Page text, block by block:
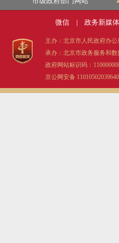
微信 政务新媒
主办：北京市人民政府办公
承办：北京市政务服务和数
政府网站标识码：
京公网安备 11010502039640